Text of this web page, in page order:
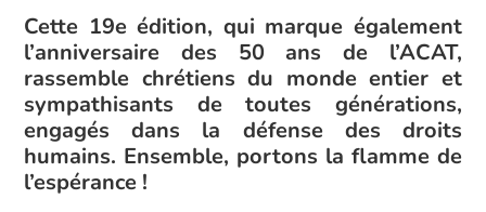
Cette 19e édition, qui marque également
l’anniversaire des 50 ans de l’ACAT,
rassemble chrétiens du monde entier et
sympathisants de toutes générations,
engagés dans la défense des droits
humains. Ensemble, portons la flamme de
l’espérance !